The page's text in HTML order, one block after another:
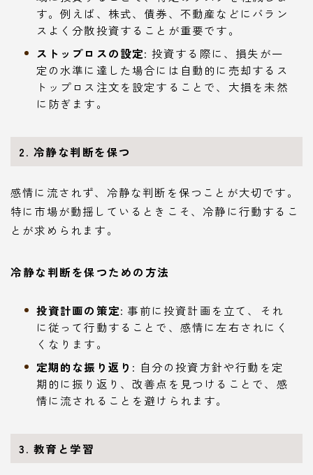
す。例えば、株式、債券、不動産などにバラン
スよく分散投資することが重要です。
ストップロスの設定: 投資する際に、損失が一
定の水準に達した場合には自動的に売却するス
トップロス注文を設定することで、大損を未然
に防ぎます。
2. 冷静な判断を保つ
感情に流されず、冷静な判断を保つことが大切です。
特に市場が動揺しているときこそ、冷静に行動するこ
とが求められます。
冷静な判断を保つための方法
投資計画の策定: 事前に投資計画を立て、それ
に従って行動することで、感情に左右されにく
くなります。
定期的な振り返り : 自分の投資方針や行動を定
期的に振り返り、改善点を見つけることで、感
情に流されることを避けられます。
3. 教育と学習